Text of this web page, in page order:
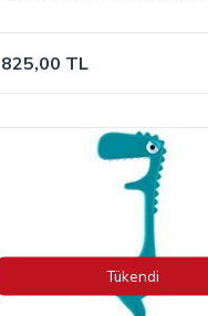
825,00 TL
Tükendi